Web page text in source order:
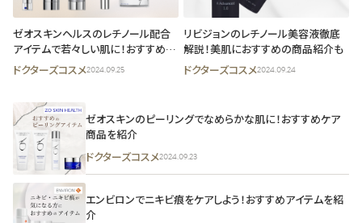
ゼオスキンヘルスのレチノール配合
アイテムで若々しい肌に！おすすめの
製品8選
ドクターズコスメ2024.09.25
リビジョンのレチノール美容液徹底
解説！美肌におすすめの商品紹介も
ドクターズコスメ2024.09.24
ゼオスキンのピーリングでなめらかな肌に！おすすめケア
商品を紹介
ドクターズコスメ2024.09.23
エンビロンでニキビ痕をケアしよう！おすすめアイテムを紹
介